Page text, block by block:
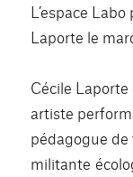
L’espace
Laporte le
Cécile
artiste
pédagogue
militante